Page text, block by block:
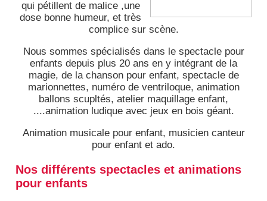
qui pétillent de malice ,une
dose bonne humeur, et très
complice sur scène.
Nous sommes spécialisés dans le spectacle pour
enfants depuis plus 20 ans en y intégrant de la
magie, de la chanson pour enfant, spectacle de
marionnettes, numéro de ventriloque, animation
ballons scupltés, atelier maquillage enfant,
....animation ludique avec jeux en bois géant.
Animation musicale pour enfant, musicien canteur
pour enfant et ado.
Nos différents spectacles et animations
pour enfants